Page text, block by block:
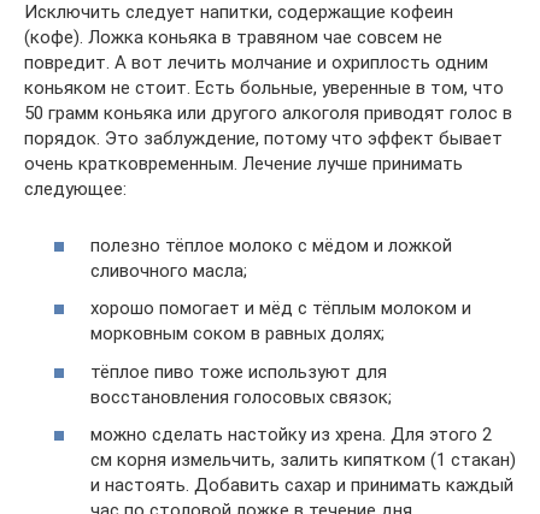
Исключить следует напитки, содержащие кофеин
(кофе). Ложка коньяка в травяном чае совсем не
повредит. А вот лечить молчание и охриплость одним
коньяком не стоит. Есть больные, уверенные в том, что
50 грамм коньяка или другого алкоголя приводят голос в
порядок. Это заблуждение, потому что эффект бывает
очень кратковременным. Лечение лучше принимать
следующее:
полезно тёплое молоко с мёдом и ложкой
сливочного масла;
хорошо помогает и мёд с тёплым молоком и
морковным соком в равных долях;
тёплое пиво тоже используют для
восстановления голосовых связок;
можно сделать настойку из хрена. Для этого 2
см корня измельчить, залить кипятком (1 стакан)
и настоять. Добавить сахар и принимать каждый